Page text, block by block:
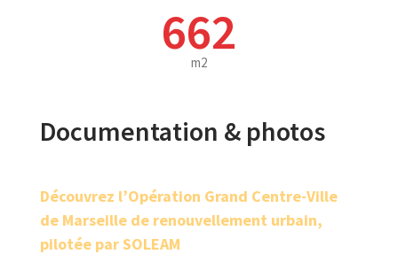
m2
662
Documentation & photos
Découvrez l’Opération Grand Centre-Ville
de Marseille de renouvellement urbain,
pilotée par SOLEAM